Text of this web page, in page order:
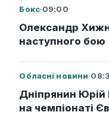
Бокс·09:00
Олександр
наступного бою
Обласні новини·
Дніпрянин Юрій
на чемпіонаті